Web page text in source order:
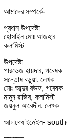
আমাদের সম্পর্কে-
প্রধান উপদেষ্টা
হোসাইন মোঃ আজহার
কলামিস্ট
উপদেষ্টা
পারভেজ হায়দার, গবেষক
সন্তোষ বড়ুয়া, লেখক
মোঃ আব্দুর রউফ, গবেষক
মামুন রাজিব, কলামিস্ট
জয়নুল আবেদীন, লেখক
আমাদের ইমেইল-